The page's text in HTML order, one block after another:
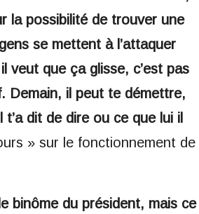
la possibilité de trouver une
se mettent à l’attaquer
veut que ça glisse, c’est pas
Demain, il peut te démettre,
dit de dire ou ce que lui il
» sur le fonctionnement de
binôme du président, mais ce